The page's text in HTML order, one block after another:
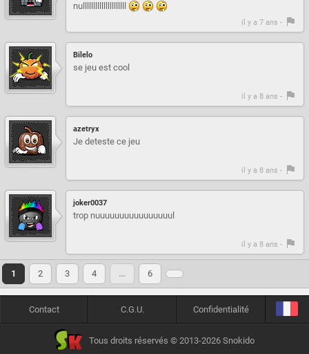
nulllllllllllllllllllll
il y a 7 ans -
Bilelo
se jeu est cool
il y a 8 ans -
azetryx
Je deteste ce jeu
il y a 8 ans -
joker0037
trop nuuuuuuuuuuuuuuuul
il y a 8 ans -
1 2 3 4 … 6
Contact C.G.U. Confidentialité
Tous droits réservés © 2013-2026 Snokido